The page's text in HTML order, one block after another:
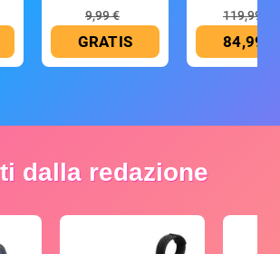
9,99 €
GRATIS
119,99 €
84,99 €
dalla redazione